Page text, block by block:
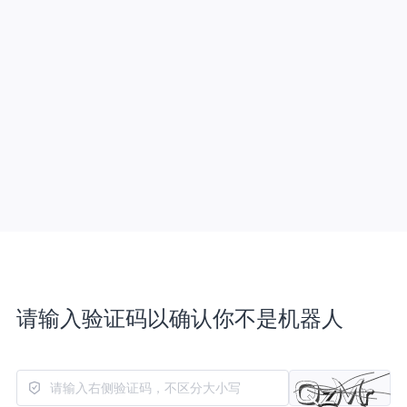
请输入验证码以确认你不是机器人